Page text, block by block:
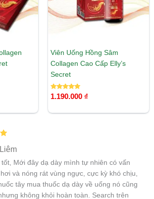
Viên Uống Hồng Sâm
Collagen Cao Cấp Elly’s
Secret
Được xếp
hạng
1.190.000 ₫
tốt, Mới đây dạ dày mình tự nhiên có vấn
và nóng rát vùng ngực, cực kỳ khó chịu,
tây mua thuốc dạ dày về uống nó cũng
không khỏi hoàn toàn. Search trên